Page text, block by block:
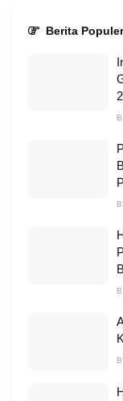
Berita Populer